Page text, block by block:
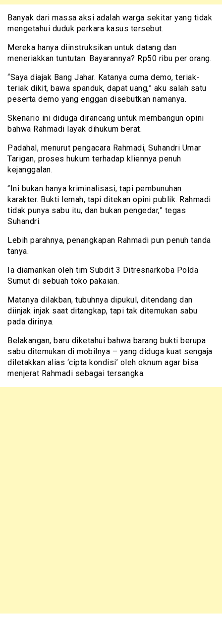
Banyak dari massa aksi adalah warga sekitar yang tidak
mengetahui duduk perkara kasus tersebut.
Mereka hanya diinstruksikan untuk datang dan
meneriakkan tuntutan. Bayarannya? Rp50 ribu per orang.
“Saya diajak Bang Jahar. Katanya cuma demo, teriak-
teriak dikit, bawa spanduk, dapat uang,” aku salah satu
peserta demo yang enggan disebutkan namanya.
Skenario ini diduga dirancang untuk membangun opini
bahwa Rahmadi layak dihukum berat.
Padahal, menurut pengacara Rahmadi, Suhandri Umar
Tarigan, proses hukum terhadap kliennya penuh
kejanggalan.
“Ini bukan hanya kriminalisasi, tapi pembunuhan
karakter. Bukti lemah, tapi ditekan opini publik. Rahmadi
tidak punya sabu itu, dan bukan pengedar,” tegas
Suhandri.
Lebih parahnya, penangkapan Rahmadi pun penuh tanda
tanya.
Ia diamankan oleh tim Subdit 3 Ditresnarkoba Polda
Sumut di sebuah toko pakaian.
Matanya dilakban, tubuhnya dipukul, ditendang dan
diinjak injak saat ditangkap, tapi tak ditemukan sabu
pada dirinya.
Belakangan, baru diketahui bahwa barang bukti berupa
sabu ditemukan di mobilnya – yang diduga kuat sengaja
diletakkan alias ‘cipta kondisi’ oleh oknum agar bisa
menjerat Rahmadi sebagai tersangka.